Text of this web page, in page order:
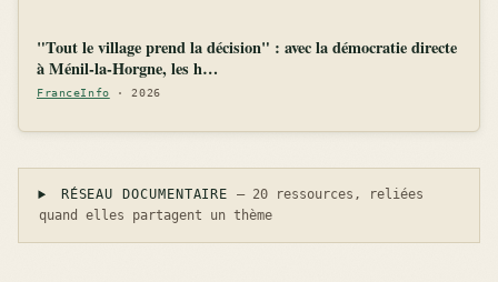
"Tout le village prend la décision" : avec la démocratie directe
à Ménil-la-Horgne, les h…
FranceInfo · 2026
RÉSEAU DOCUMENTAIRE— 20 ressources, reliées
quand elles partagent un thème